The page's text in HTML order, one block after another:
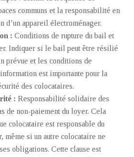
communs et la responsabilité en
d’un appareil électroménager.
: Conditions de rupture du bail et
Indiquer si le bail peut être résilié
prévue et les conditions de
est importante pour la
des colocataires.
: Responsabilité solidaire des
de non-paiement du loyer. Cela
colocataire est responsable du
même si un autre colocataire ne
obligations. Cette clause est